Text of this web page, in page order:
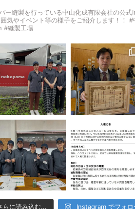
ー縫製を行っている中山化成有限会社の公式
気やイベント等の様子をご紹介します！！
#
#縫製工場
らに読み込む... Instagram でフォロ